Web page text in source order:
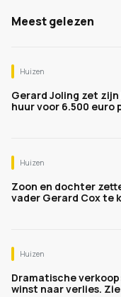
Meest gelezen
Huizen
Gerard Joling zet
huur voor 6.500 euro
Huizen
Zoon en dochter
vader Gerard Cox te
Huizen
Dramatische
winst naar verlies.